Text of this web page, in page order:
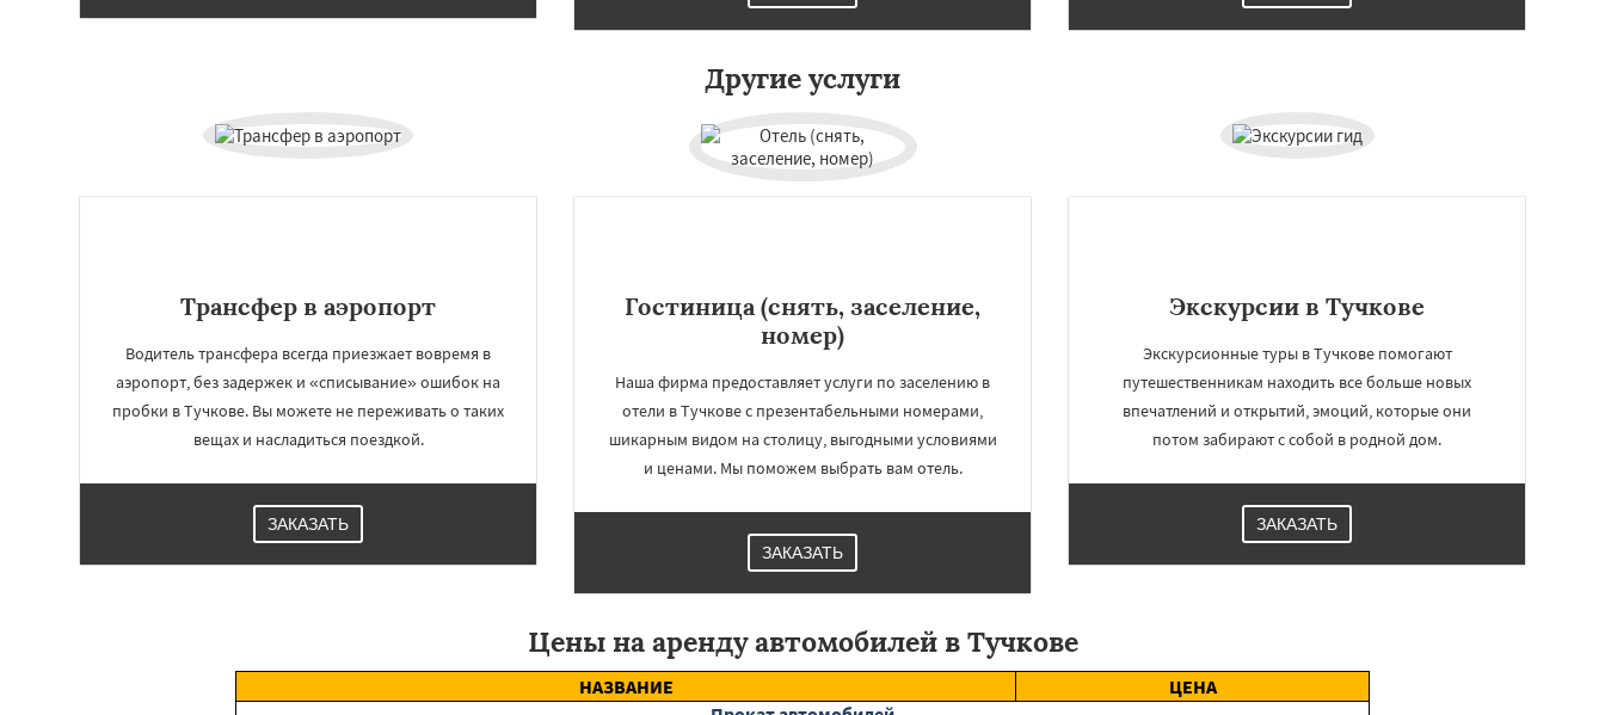
×
Уваровка
Другие услуги
Трансфер в аэропорт
Водитель трансфера всегда приезжает вовремя в
аэропорт, без задержек и «списывание» ошибок на
пробки в Тучкове. Вы можете не переживать о таких
вещах и насладиться поездкой.
ЗАКАЗАТЬ
Гостиница (снять, заселение,
номер)
Наша фирма предоставляет услуги по заселению в
отели в Тучкове с презентабельными номерами,
шикарным видом на столицу, выгодными условиями
и ценами. Мы поможем выбрать вам отель.
ЗАКАЗАТЬ
Экскурсии в Тучкове
Экскурсионные туры в Тучкове помогают
путешественникам находить все больше новых
впечатлений и открытий, эмоций, которые они
потом забирают с собой в родной дом.
ЗАКАЗАТЬ
Цены на аренду автомобилей в Тучкове
НАЗВАНИЕ
ЦЕНА
×